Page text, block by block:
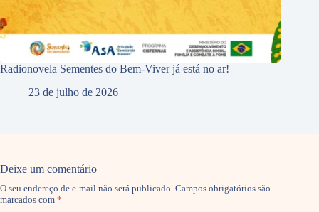
Radionovela Sementes do Bem-Viver já está no ar!
23 de julho de 2026
Deixe um comentário
O seu endereço de e-mail não será publicado. Campos obrigatórios são
marcados com *